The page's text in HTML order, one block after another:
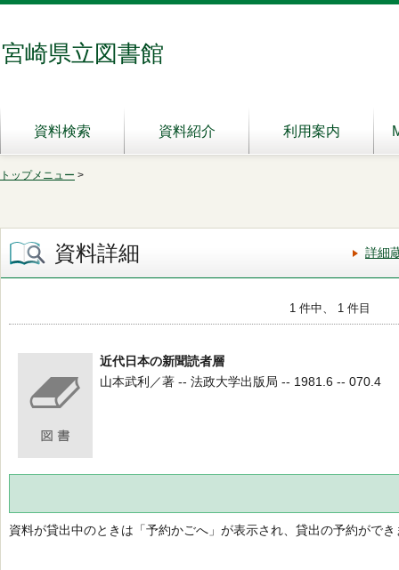
宮崎県立図書館
資料検索 資料紹介 利用案内
トップメニュー >
資料詳細 詳細
1 件中、 1 件目
近代日本の新聞読者層
山本武利／著 -- 法政大学出版局 -- 1981.6 -- 070.4
資料が貸出中のときは「予約かごへ」が表示され、貸出の予約ができ